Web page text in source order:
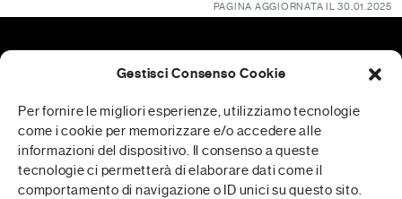
Gestisci Consenso Cookie
Per fornire le migliori esperienze, utilizziamo tecnologie
come i cookie per memorizzare e/o accedere alle
informazioni del dispositivo. Il consenso a queste
tecnologie ci permetterà di elaborare dati come il
comportamento di navigazione o ID unici su questo sito.
PAGINA AGGIORNATA IL 30.01.2025
Patrocini
RFP è realizzata in collaborazione con